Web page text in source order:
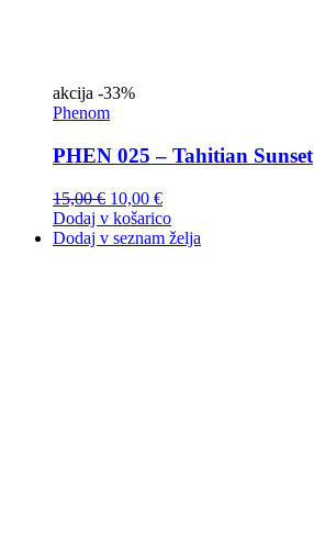
akcija -33%
Phenom
PHEN 025 – Tahitian Sunset
15,00€ 10,00 €
Dodaj v košarico
Dodaj v seznam želja